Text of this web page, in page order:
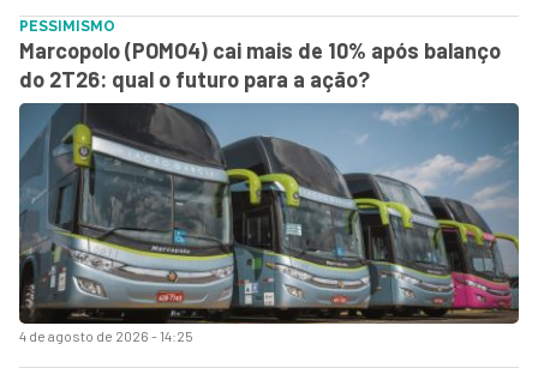
4 de agosto de 2026 - 14:25
PESSIMISMO
Marcopolo (POMO4) cai mais de 10% após balanço
do 2T26: qual o futuro para a ação?